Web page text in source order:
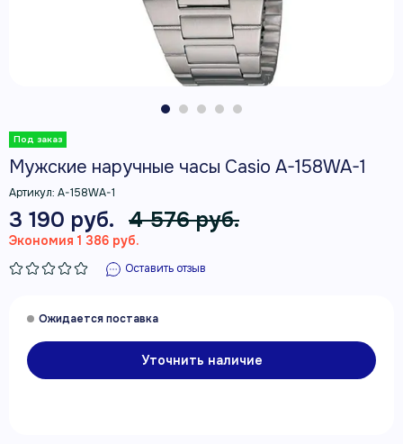
Мужские наручные часы Casio A-158WA-1
Артикул: A-158WA-1
3 190 руб. 4 576 руб.
Экономия 1 386 руб.
Оставить отзыв
Уточнить наличие